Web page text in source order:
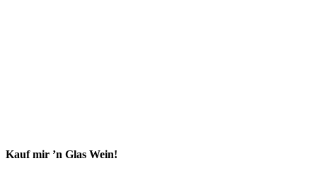
Kauf mir ’n Glas Wein!